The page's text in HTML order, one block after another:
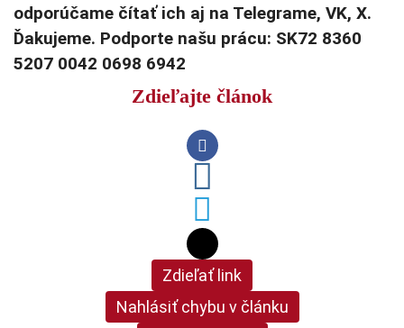
odporúčame čítať ich aj na Telegrame, VK, X.
Ďakujeme. Podporte našu prácu: SK72 8360
5207 0042 0698 6942
Zdieľajte článok
Zdieľať link
Nahlásiť chybu v článku